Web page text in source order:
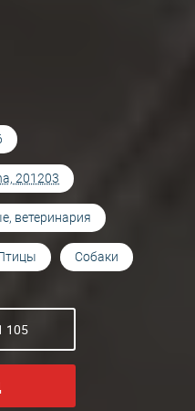
201203
ветеринария
Собаки
105